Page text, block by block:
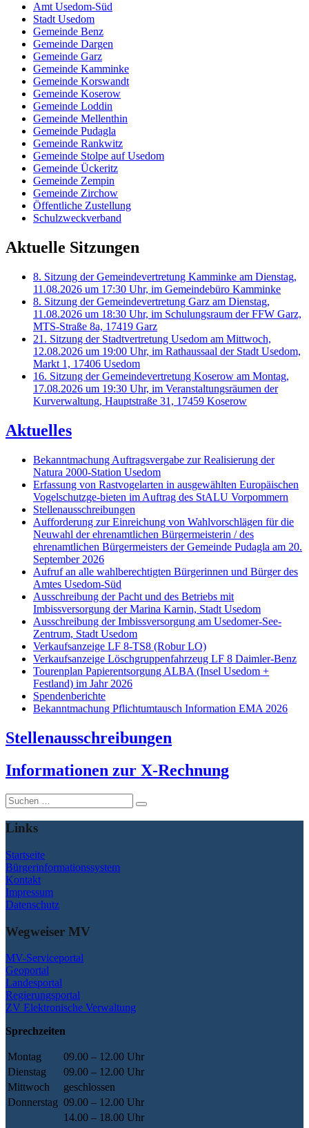
Amt Usedom-Süd
Stadt Usedom
Gemeinde Benz
Gemeinde Dargen
Gemeinde Garz
Gemeinde Kamminke
Gemeinde Korswandt
Gemeinde Koserow
Gemeinde Loddin
Gemeinde Mellenthin
Gemeinde Pudagla
Gemeinde Rankwitz
Gemeinde Stolpe auf Usedom
Gemeinde Ückeritz
Gemeinde Zempin
Gemeinde Zirchow
Öffentliche Zustellung
Schulzweckverband
Aktuelle Sitzungen
8. Sitzung der Gemeindevertretung Kamminke am Dienstag,
11.08.2026 um 17:30 Uhr, im Gemeindebüro Kamminke
8. Sitzung der Gemeindevertretung Garz am Dienstag,
11.08.2026 um 18:30 Uhr, im Schulungsraum der FFW Garz,
MTS-Straße 8a, 17419 Garz
21. Sitzung der Stadtvertretung Usedom am Mittwoch,
12.08.2026 um 19:00 Uhr, im Rathaussaal der Stadt Usedom,
Markt 1, 17406 Usedom
16. Sitzung der Gemeindevertretung Koserow am Montag,
17.08.2026 um 19:30 Uhr, im Veranstaltungsräumen der
Kurverwaltung, Hauptstraße 31, 17459 Koserow
Aktuelles
Bekanntmachung Auftragsvergabe zur Realisierung der
Natura 2000-Station Usedom
Erfassung von Rastvogelarten in ausgewählten Europäischen
Vogelschutzge-bieten im Auftrag des StALU Vorpommern
Stellenausschreibungen
Aufforderung zur Einreichung von Wahlvorschlägen für die
Neuwahl der ehrenamtlichen Bürgermeisterin / des
ehrenamtlichen Bürgermeisters der Gemeinde Pudagla am 20.
September 2026
Aufruf an alle wahlberechtigten Bürgerinnen und Bürger des
Amtes Usedom-Süd
Ausschreibung der Pacht und des Betriebs mit
Imbissversorgung der Marina Karnin, Stadt Usedom
Ausschreibung der Imbissversorgung am Usedomer-See-
Zentrum, Stadt Usedom
Verkaufsanzeige LF 8-TS8 (Robur LO)
Verkaufsanzeige Löschgruppenfahrzeug LF 8 Daimler-Benz
Tourenplan Papierentsorgung ALBA (Insel Usedom +
Festland) im Jahr 2026
Spendenberichte
Bekanntmachung Pflichtumtausch Information EMA 2026
Stellenausschreibungen
Informationen zur X-Rechnung
Suche
nach:
Links
Startseite
Bürgerinformationssystem
Kontakt
Impressum
Datenschutz
Wegweiser MV
MV-Serviceportal
Geoportal
Landesportal
Regierungsportal
ZV Elektronische Verwaltung
Sprechzeiten
Montag
09.00 – 12.00 Uhr
Dienstag
09.00 – 12.00 Uhr
Mittwoch
geschlossen
Donnerstag 09.00 – 12.00 Uhr
14.00 – 18.00 Uhr